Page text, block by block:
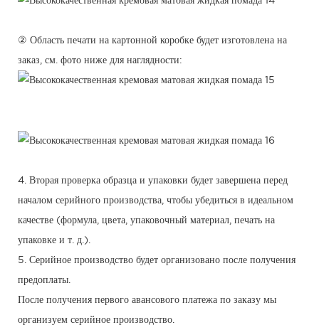
② Область печати на картонной коробке будет изготовлена ​​на
заказ, см. фото ниже для наглядности:
4. Вторая проверка образца и упаковки будет завершена перед
началом серийного производства, чтобы убедиться в идеальном
качестве (формула, цвета, упаковочный материал, печать на
упаковке и т. д.).
5. Серийное производство будет организовано после получения
предоплаты.
После получения первого авансового платежа по заказу мы
организуем серийное производство.